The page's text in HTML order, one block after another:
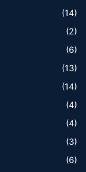
(14)
(2)
(6)
(13)
(14)
(4)
(4)
(3)
(6)